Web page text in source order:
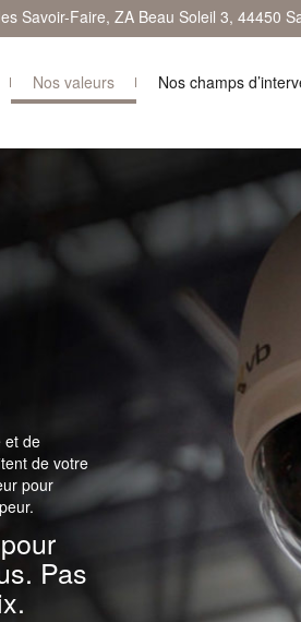
Savoir-Faire, ZA Beau Soleil 3, 44450
Nos valeurs Nos champs
et de
de votre
pour
Pas